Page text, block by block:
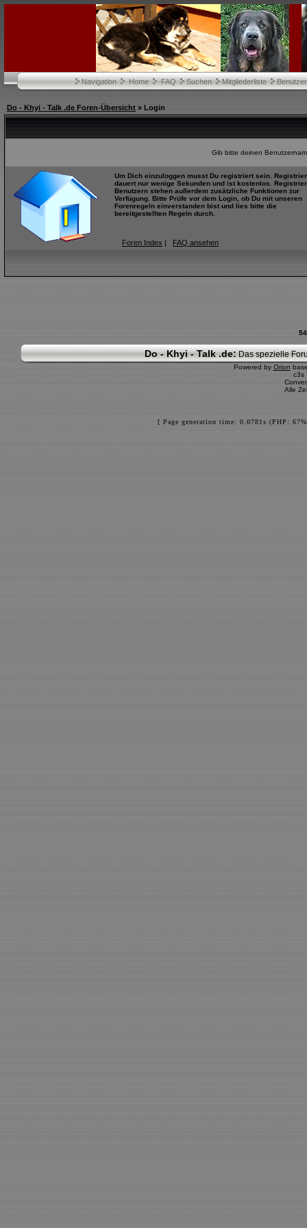
Navigation Home FAQ Suchen Mitgliederliste
Do - Khyi - Talk .de Foren-Übersicht » Login
Gib bitte deinen
Um Dich einzuloggen musst Du registriert sein.
dauert nur wenige Sekunden und ist kostenlos.
Benutzern stehen außerdem zusätzliche Funktionen zur
Verfügung. Bitte Prüfe vor dem Login, ob Du mit unseren
Forenregeln einverstanden bist und lies bitte die
bereitgestellten Regeln durch.
Foren Index | FAQ ansehen
Do - Khyi - Talk .de: Das spezielle
Powered by Orion
c3s
Alle
[ Page generation time: 0.0781s (PHP: